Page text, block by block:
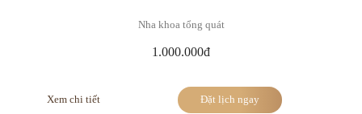
Nha khoa tổng quát
1.000.000đ
Xem chi tiết Đặt lịch ngay